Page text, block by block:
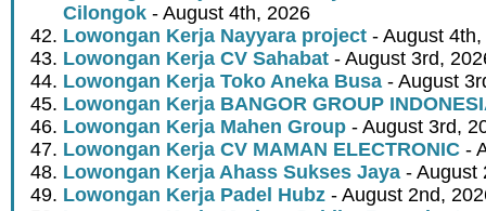
Cilongok - August 4th, 2026
Lowongan Kerja Nayyara project - August
Lowongan Kerja CV Sahabat - August 3rd,
Lowongan Kerja Toko Aneka Busa - August
Lowongan Kerja BANGOR GROUP
Lowongan Kerja Mahen Group - August 3rd,
Lowongan Kerja CV MAMAN ELECTRONIC -
Lowongan Kerja Ahass Sukses Jaya - August
Lowongan Kerja Padel Hubz - August 2nd,